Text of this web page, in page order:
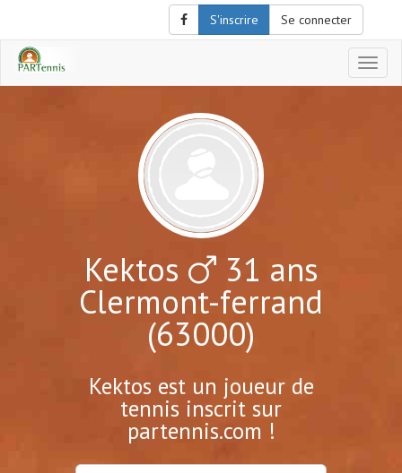
S'inscrire Se connecter
le
Kektos 31 ans
Clermont-ferrand
(63000)
Kektos est un joueur de
tennis inscrit sur
partennis.com !